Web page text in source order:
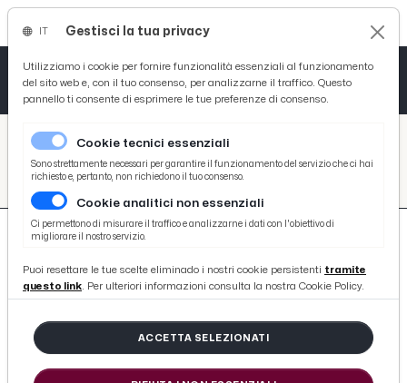
/ Picenotime
/ search
/
San Benedetto, restaurate le lapidi in
Gestisci la tua privacy
Utilizziamo i cookie per fornire funzionalità essenziali al funzionamento
del sito web e, con il tuo consenso, per analizzarne il traffico. Questo
pannello ti consente di esprimere le tue preferenze di consenso.
Cookie tecnici essenziali
Sono strettamente necessari per garantire il funzionamento del servizio che ci hai
richiesto e, pertanto, non richiedono il tuo consenso.
Cookie analitici non essenziali
Ci permettono di misurare il traffico e analizzarne i dati con l'obiettivo di
migliorare il nostro servizio.
Puoi resettare le tue scelte eliminado i nostri cookie persistenti tramite
questo link. Per ulteriori informazioni consulta la nostra Cookie Policy.
ACCETTA SELEZIONATI
Tutto News
Tutto Sport
Basket
Ciclismo
Tutto Curiosità